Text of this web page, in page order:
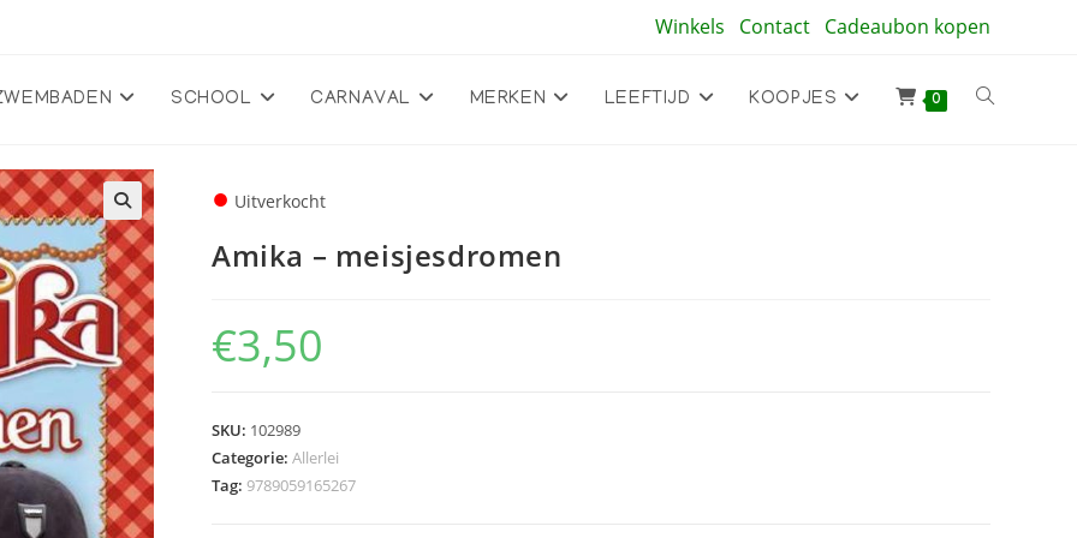
Winkels Contact Cadeaubon kopen
SCHOOL CARNAVAL MERKEN LEEFTIJD KOOPJES 0 Toggle
🔍
● Uitverkocht
Amika – meisjesdromen
€3,50
SKU: 102989
Categorie: Allerlei
Tag: 9789059165267